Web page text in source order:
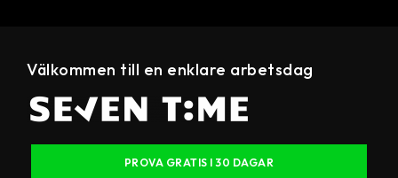
Välkommen till en enklare arbetsdag
PROVA GRATIS I 30 DAGAR